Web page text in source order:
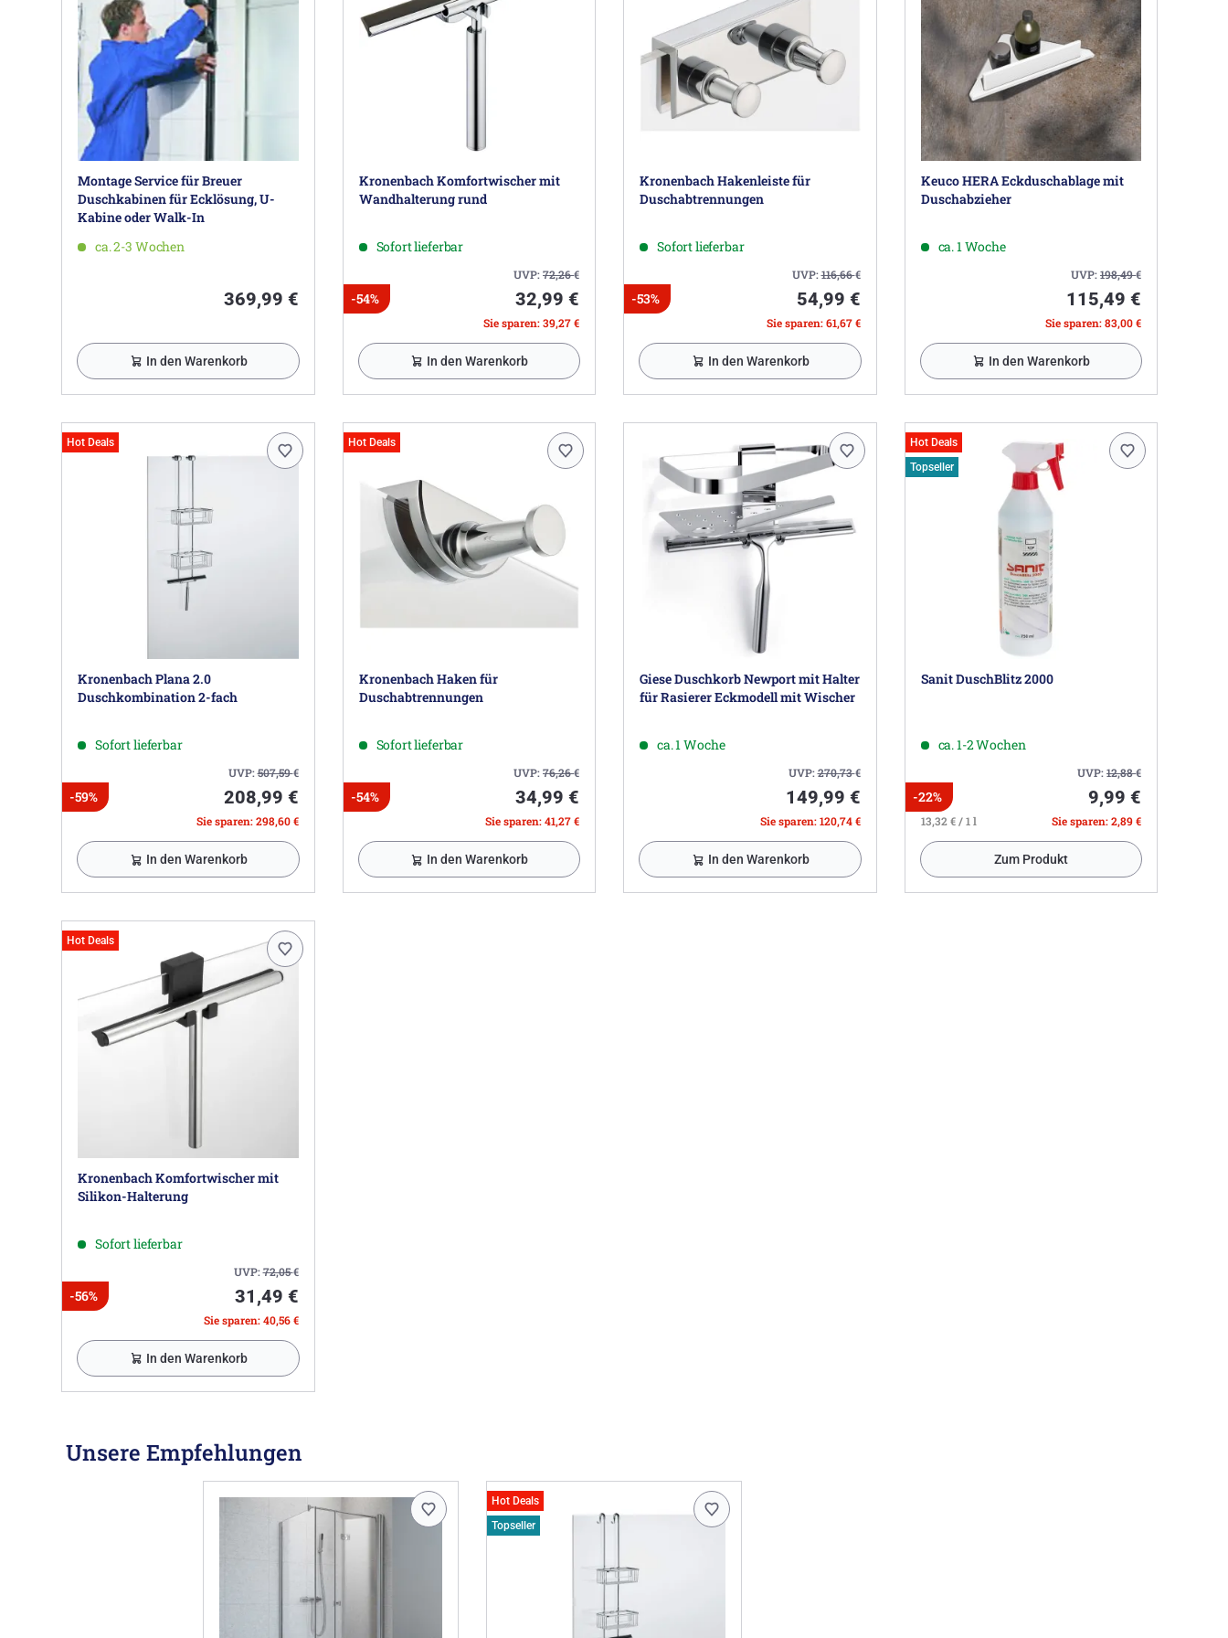
Montage Service für Breuer
Duschkabinen für Ecklösung, U-
Kabine oder Walk-In
ca. 2-3 Wochen
369,99 €
In den Warenkorb
Kronenbach Komfortwischer mit
Wandhalterung rund
Sofort lieferbar
UVP:72,26€
-54% 32,99 €
Sie sparen: 39,27 €
In den Warenkorb
Kronenbach Hakenleiste für
Duschabtrennungen
Sofort lieferbar
UVP:116,66€
-53% 54,99 €
Sie sparen: 61,67 €
In den Warenkorb
Keuco HERA Eckduschablage mit
Duschabzieher
ca. 1 Woche
UVP:198,49€
115,49 €
Sie sparen: 83,00 €
In den Warenkorb
Hot Deals
Kronenbach Plana 2.0
Duschkombination 2-fach
Sofort lieferbar
UVP:507,59€
-59% 208,99 €
Sie sparen: 298,60 €
In den Warenkorb
Hot Deals
Kronenbach Haken für
Duschabtrennungen
Sofort lieferbar
UVP:76,26€
-54% 34,99 €
Sie sparen: 41,27 €
In den Warenkorb
Giese Duschkorb Newport mit Halter
für Rasierer Eckmodell mit Wischer
ca. 1 Woche
UVP:270,73€
149,99 €
Sie sparen: 120,74 €
In den Warenkorb
Hot Deals
Topseller
Sanit DuschBlitz 2000
ca. 1-2 Wochen
UVP:12,88€
-22% 9,99 €
13,32 € / 1 l Sie sparen: 2,89 €
Zum Produkt
Hot Deals
Kronenbach Komfortwischer mit
Silikon-Halterung
Sofort lieferbar
UVP:72,05€
-56% 31,49 €
Sie sparen: 40,56 €
In den Warenkorb
Unsere Empfehlungen
Hot Deals
Topseller